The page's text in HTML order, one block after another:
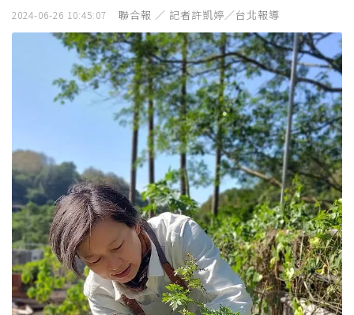
2024-06-26 10:45:07 聯合報 ／ 記者許凱婷／台北報導